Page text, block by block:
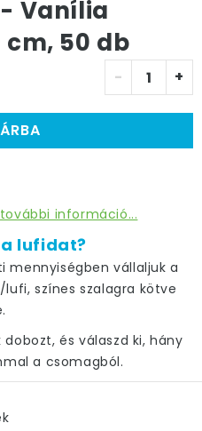
Vanília
cm, 50 db
- +
további információ...
lufidat?
mennyiségben vállaljuk a
színes szalagra kötve
és válaszd ki, hány
a csomagból.